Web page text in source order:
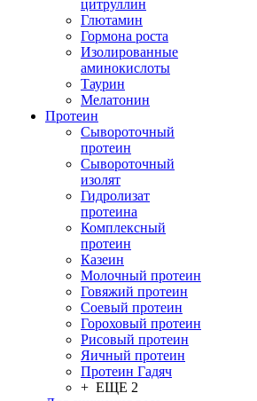
цитруллин
Глютамин
Гормона роста
Изолированные
аминокислоты
Таурин
Мелатонин
Протеин
Сывороточный
протеин
Сывороточный
изолят
Гидролизат
протеина
Комплексный
протеин
Казеин
Молочный протеин
Говяжий протеин
Соевый протеин
Гороховый протеин
Рисовый протеин
Яичный протеин
Протеин Гадяч
+ ЕЩЕ 2